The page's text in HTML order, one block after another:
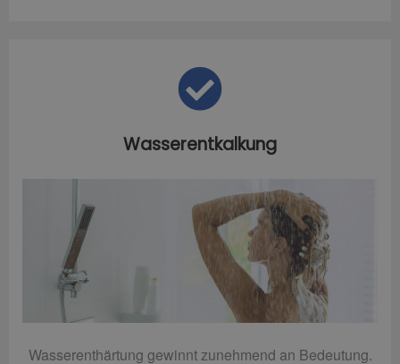
Wasserentkalkung
Wasserenthärtung gewinnt zunehmend an Bedeutung.